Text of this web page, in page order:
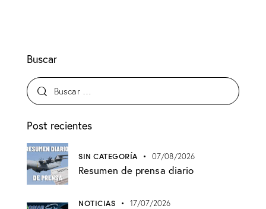
Buscar
Post recientes
SIN CATEGORÍA 07/08/2026
Resumen de prensa diario
NOTICIAS 17/07/2026